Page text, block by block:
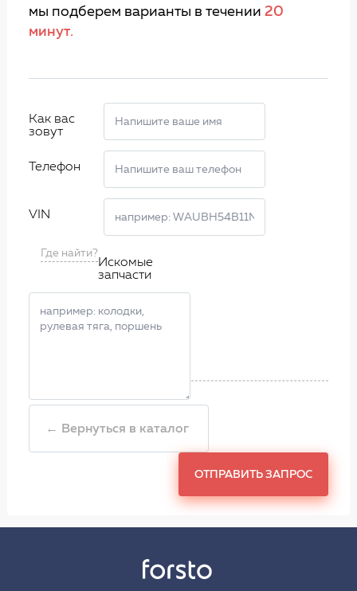
мы подберем варианты в течении 20
минут.
Как вас
зовут
Телефон
VIN
Где найти?
Искомые
запчасти
← Вернуться в каталог
ОТПРАВИТЬ ЗАПРОС